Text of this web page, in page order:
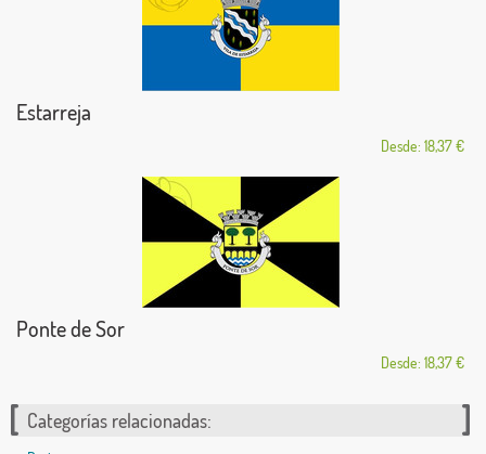
Estarreja
Desde: 18,37 €
Ponte de Sor
Desde: 18,37 €
Categorías relacionadas: